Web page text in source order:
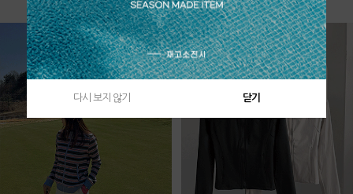
다시 보지 않기 닫기